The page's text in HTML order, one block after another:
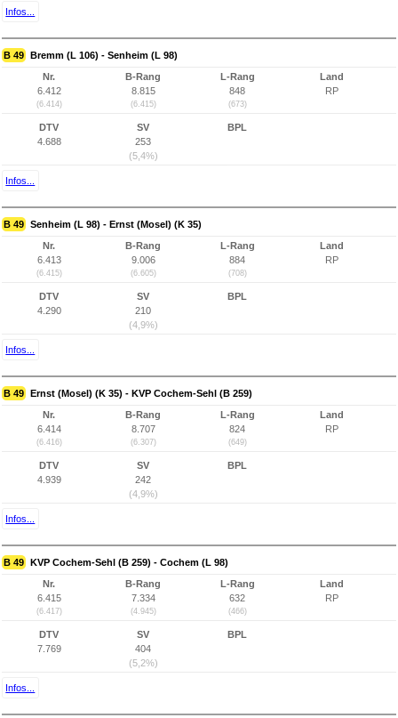
Infos...
B 49 Bremm (L 106) - Senheim (L 98)
Nr.
6.412
(6.414)
B-Rang
8.815
(6.415)
L-Rang
848
(673)
Land
RP
DTV
4.688
SV
253
(5,4%)
BPL
Infos...
B 49 Senheim (L 98) - Ernst (Mosel) (K 35)
Nr.
6.413
(6.415)
B-Rang
9.006
(6.605)
L-Rang
884
(708)
Land
RP
DTV
4.290
SV
210
(4,9%)
BPL
Infos...
B 49 Ernst (Mosel) (K 35) - KVP Cochem-Sehl (B 259)
Nr.
6.414
(6.416)
B-Rang
8.707
(6.307)
L-Rang
824
(649)
Land
RP
DTV
4.939
SV
242
(4,9%)
BPL
Infos...
B 49 KVP Cochem-Sehl (B 259) - Cochem (L 98)
Nr.
6.415
(6.417)
B-Rang
7.334
(4.945)
L-Rang
632
(466)
Land
RP
DTV
7.769
SV
404
(5,2%)
BPL
Infos...